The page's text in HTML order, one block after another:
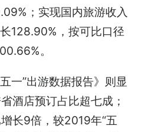
；实现国内旅游收入
128.90%，按可比口径
。
一”出游数据报告》则显
酒店预订占比超七成；
长9倍，较2019年“五